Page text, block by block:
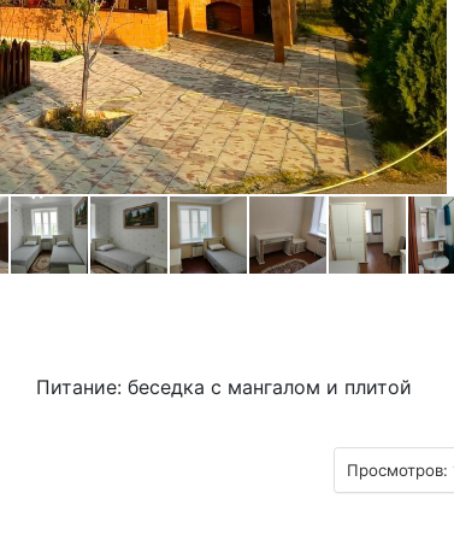
Питание: беседка с мангалом и плитой
Просмотров: